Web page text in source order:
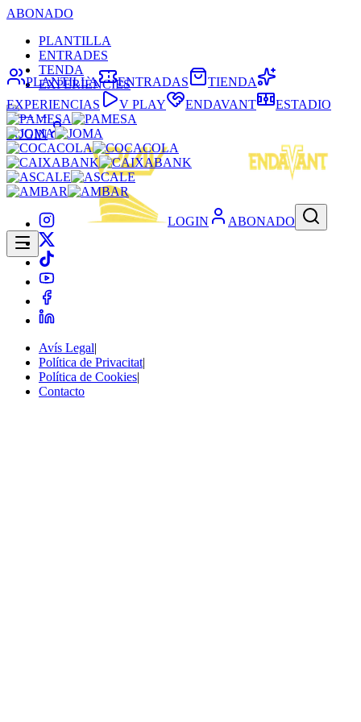
ABONADO
PLANTILLA
ENTRADES
TENDA
EXPERIÈNCIES
LOGIN
LOGIN ABONADO
PLANTILLA ENTRADAS
TIENDA
EXPERIENCIAS
V PLAY ENDAVANT ESTADIO
Avís Legal|
Política de Privacitat|
Política de Cookies|
Contacto